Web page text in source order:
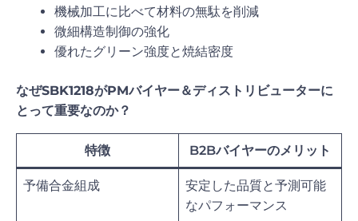
機械加工に比べて材料の無駄を削減
微細構造制御の強化
優れたグリーン強度と焼結密度
なぜSBK1218がPMバイヤー＆ディストリビューターに
とって重要なのか？
特徴 B2Bバイヤーのメリット
予備合金組成
安定した品質と予測可能
なパフォーマンス